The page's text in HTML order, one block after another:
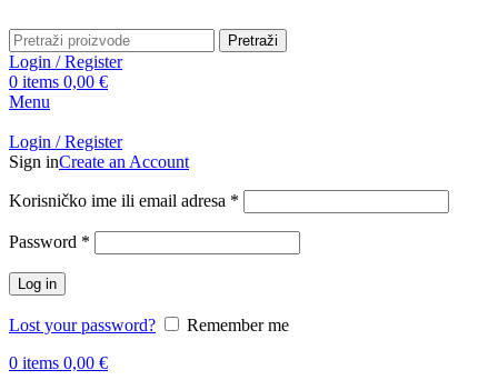
Pretraži
Login / Register
0 items 0,00 €
Menu
Login / Register
Sign inCreate an Account
Korisničko ime ili email adresa *
Password *
Log in
Lost your password?
Remember me
0 items 0,00 €